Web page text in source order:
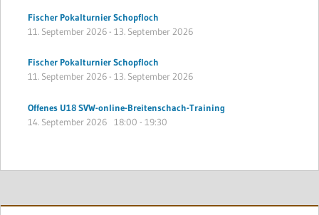
Fischer Pokalturnier Schopfloch
11. September 2026- 13. September 2026
Fischer Pokalturnier Schopfloch
11. September 2026- 13. September 2026
Offenes U18 SVW-online-Breitenschach-Training
14. September 2026 18:00 - 19:30